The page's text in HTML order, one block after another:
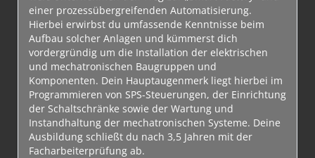
einer prozessübergreifenden Automatisierung.
Hierbei erwirbst du umfassende Kenntnisse beim
Aufbau solcher Anlagen und kümmerst dich
vordergründig um die Installation der elektrischen
und mechatronischen Baugruppen und
Komponenten. Dein Hauptaugenmerk liegt hierbei im
Programmieren von SPS-Steuerungen, der Einrichtung
der Schaltschränke sowie der Wartung und
Instandhaltung der mechatronischen Systeme. Deine
Ausbildung schließt du nach 3,5 Jahren mit der
Facharbeiterprüfung ab.